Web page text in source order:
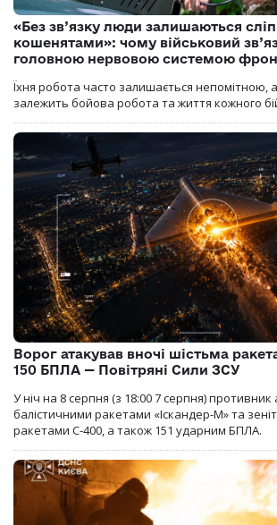
«Без зв’язку люди залишаються
кошенятами»: чому військовий
головною нервовою системою
Їхня робота часто залишається непомітною,
залежить бойова робота та життя кожного
Ворог атакував вночі шістьма
150 БПЛА — Повітряні Сили ЗСУ
У ніч на 8 серпня (з 18:00 7 серпня) противник
балістичними ракетами «Іскандер-М» та
ракетами С-400, а також 151 ударним БПЛА.